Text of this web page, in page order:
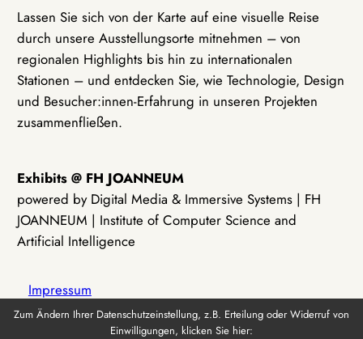
Lassen Sie sich von der Karte auf eine visuelle Reise
durch unsere Ausstellungsorte mitnehmen – von
regionalen Highlights bis hin zu internationalen
Stationen – und entdecken Sie, wie Technologie, Design
und Besucher:innen-Erfahrung in unseren Projekten
zusammenfließen.
Exhibits @ FH JOANNEUM
powered by Digital Media & Immersive Systems | FH
JOANNEUM | Institute of Computer Science and
Artificial Intelligence
Impressum
Zum Ändern Ihrer Datenschutzeinstellung, z.B. Erteilung oder Widerruf von
Einwilligungen, klicken Sie hier: